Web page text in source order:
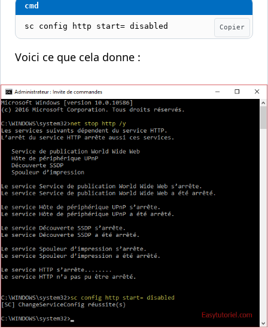
Copier
sc config http start= disabled
Voici ce que cela donne :